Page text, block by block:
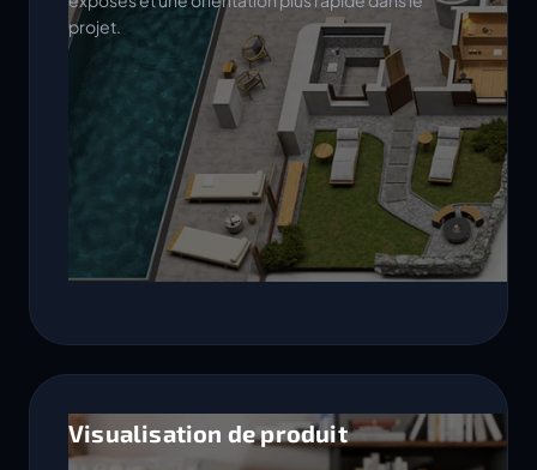
projet.
Visualisation de produit